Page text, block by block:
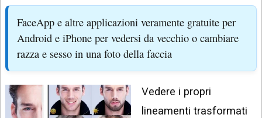
SUPPORTO
CONTATTA
PIÙ
LETTI
ULTIMI
POST
EMAIL
TELEGRAM
TIKTOK
YOUTUBE
FaceApp e altre applicazioni veramente gratuite per
Android e iPhone per vedersi da vecchio o cambiare
razza e sesso in una foto della faccia
Vedere i propri
lineamenti trasformati